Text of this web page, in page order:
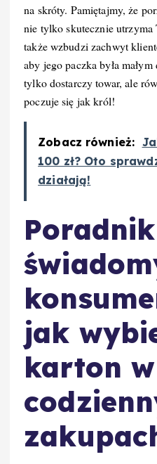
na skróty. Pamiętajmy, że
nie tylko skutecznie utrzyma
także wzbudzi zachwyt
aby jego paczka była
tylko dostarczy towar, ale
poczuje się jak król!
Zobacz również:
100 zł? Oto
działają!
jak
karton w